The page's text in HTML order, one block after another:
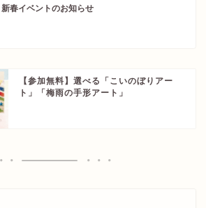
新春イベントのお知らせ
【参加無料】選べる「こいのぼりアー
ト」「梅雨の手形アート」